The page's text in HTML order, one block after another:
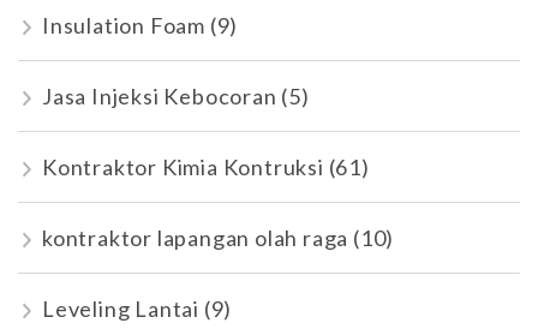
Insulation Foam (9)
Jasa Injeksi Kebocoran (5)
Kontraktor Kimia Kontruksi (61)
kontraktor lapangan olah raga (10)
Leveling Lantai (9)